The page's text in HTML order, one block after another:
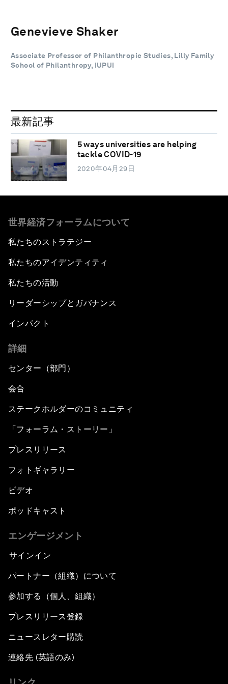
Genevieve Shaker
Associate Professor of Philanthropic Studies, Lilly Family
School of Philanthropy, IUPUI
最新記事
5 ways universities are helping
tackle COVID-19
2020年04月29日
世界経済フォーラムについて
私たちのストラテジー
私たちのアイデンティティ
私たちの活動
リーダーシップとガバナンス
インパクト
詳細
センター（部門）
会合
ステークホルダーのコミュニティ
「フォーラム・ストーリー」
プレスリリース
フォトギャラリー
ビデオ
ポッドキャスト
エンゲージメント
サインイン
パートナー（組織）について
参加する（個人、組織）
プレスリリース登録
ニュースレター購読
連絡先 (英語のみ)